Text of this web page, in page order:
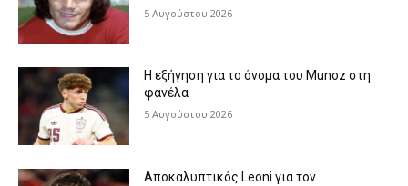
5 Αυγούστου 2026
Η εξήγηση για το όνομα του Munoz στη
φανέλα
5 Αυγούστου 2026
Αποκαλυπτικός Leoni για τον